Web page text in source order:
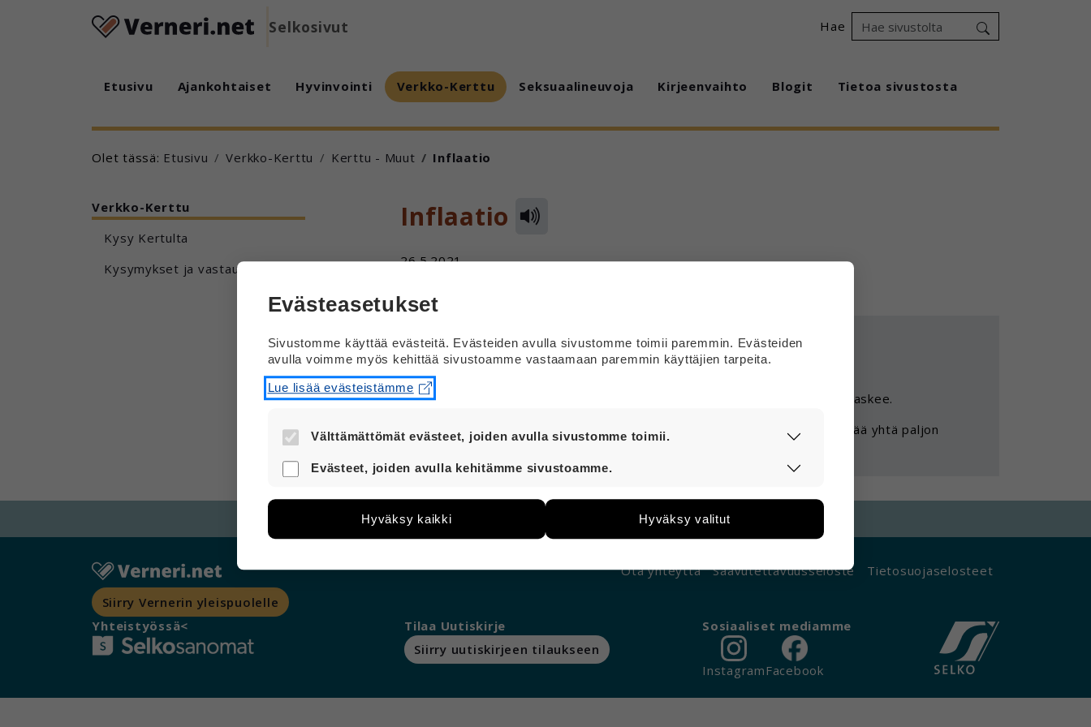
Selkosivut Hae
Etusivu Ajankohtaiset Hyvinvointi Verkko-Kerttu Seksuaalineuvoja Kirjeenvaihto Blogit Tietoa sivustosta
Olet tässä: Etusivu Verkko-Kerttu Kerttu - Muut Inflaatio
Verkko-Kerttu
Kysy Kertulta
Kysymykset ja vastaukset
Inflaatio
26.5.2021
Mitä tarkoittaa inflaatio?
Hei
Inflaatio tarkoittaa sitä, että hinnat nousevat ja samalla rahan arvo laskee.
Jos esimerkiksi ruuan hinta nousee, samalla määrällä rahaa ei saa enää yhtä paljon
ruokaa kuin ennen.
Siirry Vernerin yleispuolelle
Ota yhteyttä Saavutettavuusseloste Tietosuojaselosteet
Yhteistyössä<
Tilaa Uutiskirje
Siirry uutiskirjeen tilaukseen
Sosiaaliset mediamme
Instagram Facebook
Evästeasetukset
Sivustomme käyttää evästeitä. Evästeiden avulla sivustomme toimii paremmin. Evästeiden
avulla voimme myös kehittää sivustoamme vastaamaan paremmin käyttäjien tarpeita.
Lue lisää evästeistämme
Välttämättömät evästeet, joiden avulla sivustomme toimii.
Nämä evästeet ovat aina käytössä, jotta sivustoamme voi käyttää sujuvasti ja
turvallisesti.
Evästeet, joiden avulla kehitämme sivustoamme.
avulla voimme kehittää sivustoamme vastaamaan paremmin käyttäjien tarpeita.
Tietoa kerätään esimerkiksi kävijämääristä ja siitä, mitä sivuja käytetään ja miten
sivuilla liikutaan. Emme kuitenkaan kerää henkilötietoja kuten nimiä, eikä tietoja
Voit valita, hyväksytkö näiden evästeiden käytön.
Hyväksy kaikki Hyväksy valitut